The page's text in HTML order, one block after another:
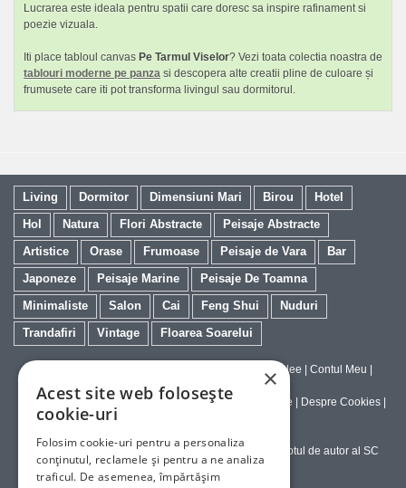
Lucrarea este ideala pentru spatii care doresc sa inspire rafinament si
poezie vizuala.
Iti place tabloul canvas Pe Tarmul Viselor? Vezi toata colectia noastra de
tablouri moderne pe panza si descopera alte creatii pline de culoare și
frumusete care iti pot transforma livingul sau dormitorul.
Living Dormitor Dimensiuni Mari Birou
Hotel
Hol
Natura Flori Abstracte
Peisaje Abstracte
Artistice
Orase Frumoase Peisaje de Vara
Bar
Japoneze
Peisaje Marine
Peisaje De Toamna
Minimaliste
Salon Cai Feng Shui
Nuduri
Trandafiri
Vintage Floarea Soarelui
Calitatea Tablourilor Giclee Contul Meu
Tablouri la Comanda
Politica de Livrare si Retur| Politica de Confidentialitate Despre Cookies
Copyright © 2023-2026 - Textele şi imaginile sub dreptul de autor al SC
ArtInvest SRL
×
Acest site web folosește
cookie-uri
Folosim cookie-uri pentru a personaliza
conținutul, reclamele și pentru a ne analiza
traficul. De asemenea, împărtășim